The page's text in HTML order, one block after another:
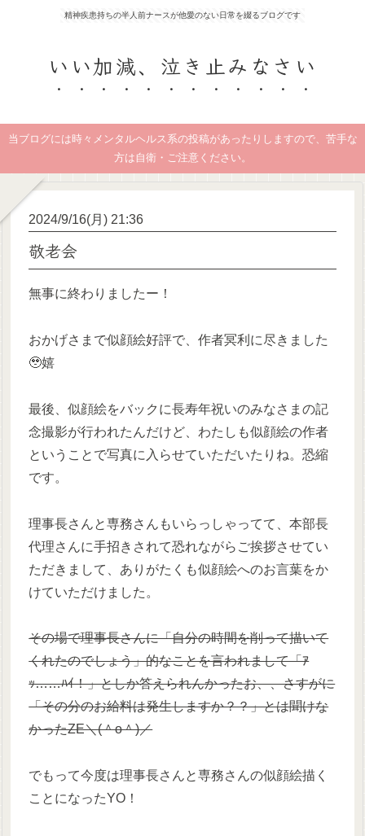
精神疾患持ちの半人前ナースが他愛のない日常を綴るブログです
いい加減、泣き止みなさい
当ブログには時々メンタルヘルス系の投稿があったりしますので、苦手な
方は自衛・ご注意ください。
2024/9/16(月) 21:36
敬老会
無事に終わりましたー！
おかげさまで似顔絵好評で、作者冥利に尽きました
🥹嬉
最後、似顔絵をバックに長寿年祝いのみなさまの記
念撮影が行われたんだけど、わたしも似顔絵の作者
ということで写真に入らせていただいたりね。恐縮
です。
理事長さんと専務さんもいらっしゃってて、本部長
代理さんに手招きされて恐れながらご挨拶させてい
ただきまして、ありがたくも似顔絵へのお言葉をか
けていただけました。
その場で理事長さんに「自分の時間を削って描いて
くれたのでしょう」的なことを言われまして「ｱ
ｯ……ﾊｲ！」としか答えられんかったお、、さすがに
「その分のお給料は発生しますか？？」とは聞けな
かったZE＼(＾o＾)／
でもって今度は理事長さんと専務さんの似顔絵描く
ことになったYO！